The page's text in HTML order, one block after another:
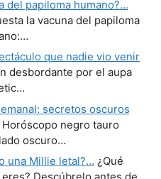
del papiloma humano?…
la vacuna del papiloma
que nadie vio venir
desbordante por el aupa
secretos oscuros
Horóscopo negro tauro
oscuro…
una Millie letal?… ¿Qué